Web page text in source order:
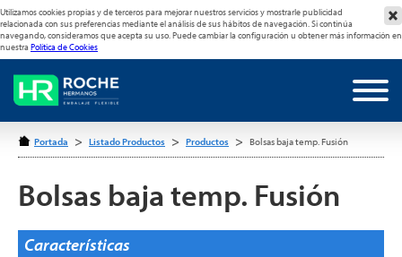
Utilizamos cookies propias y de terceros para mejorar nuestros servicios y mostrarle publicidad
relacionada con sus preferencias mediante el análisis de sus hábitos de navegación. Si continúa
navegando, consideramos que acepta su uso. Puede cambiar la configuración u obtener más información en
nuestraPolítica de Cookies
Portada > Listado Productos > Productos > Bolsas baja temp. Fusión
Bolsas baja temp. Fusión
Características